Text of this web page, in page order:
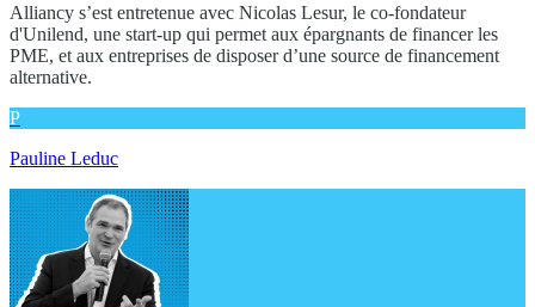
Alliancy s’est entretenue avec Nicolas Lesur, le co-fondateur
d'Unilend, une start-up qui permet aux épargnants de financer les
PME, et aux entreprises de disposer d’une source de financement
alternative.
P
Pauline Leduc